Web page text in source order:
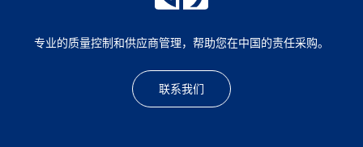
专业的质量控制和供应商管理，帮助您在中国的责任采购。
联系我们